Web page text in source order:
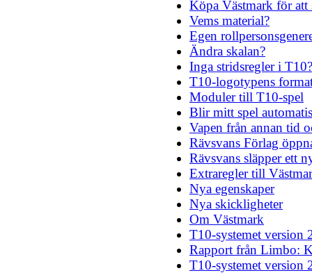
Köpa Västmark för att
Vems material?
Egen
Ändra skalan?
Inga stridsregler i T10?
T10-logotypens
Moduler till T10-spel
Blir mitt spel
Vapen från annan tid
Rävsvans Förlag
Rävsvans släpper ett
Extraregler till
Nya egenskaper
Nya skickligheter
Om Västmark
T10-systemet version
Rapport från Limbo:
T10-systemet version